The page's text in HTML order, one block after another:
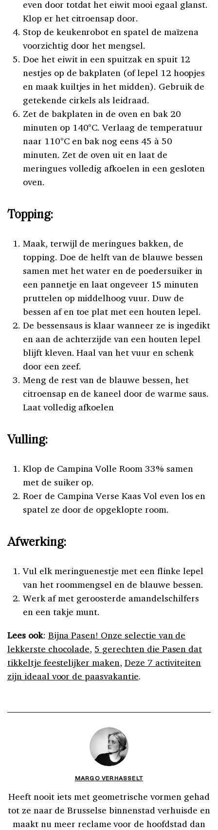
even door totdat het eiwit mooi egaal glanst.
Klop er het citroensap door.
Stop de keukenrobot en spatel de maïzena
voorzichtig door het mengsel.
Doe het eiwit in een spuitzak en spuit 12
nestjes op de bakplaten (of lepel 12 hoopjes
en maak kuiltjes in het midden). Gebruik de
getekende cirkels als leidraad.
Zet de bakplaten in de oven en bak 20
minuten op 140°C. Verlaag de temperatuur
naar 110°C en bak nog eens 45 à 50
minuten. Zet de oven uit en laat de
meringues volledig afkoelen in een gesloten
oven.
Topping:
Maak, terwijl de meringues bakken, de
topping. Doe de helft van de blauwe bessen
samen met het water en de poedersuiker in
een pannetje en laat ongeveer 15 minuten
pruttelen op middelhoog vuur. Duw de
bessen af en toe plat met een houten lepel.
De bessensaus is klaar wanneer ze is ingedikt
en aan de achterzijde van een houten lepel
blijft kleven. Haal van het vuur en schenk
door een zeef.
Meng de rest van de blauwe bessen, het
citroensap en de kaneel door de warme saus.
Laat volledig afkoelen
Vulling:
Klop de Campina Volle Room 33% samen
met de suiker op.
Roer de Campina Verse Kaas Vol even los en
spatel ze door de opgeklopte room.
Afwerking:
Vul elk meringuenestje met een flinke lepel
van het roommengsel en de blauwe bessen.
Werk af met geroosterde amandelschilfers
en een takje munt.
Lees ook: Bijna Pasen! Onze selectie van de
lekkerste chocolade, 5 gerechten die Pasen dat
tikkeltje feestelijker maken, Deze 7 activiteiten
zijn ideaal voor de paasvakantie.
MARGO VERHASSELT
Heeft nooit iets met geometrische vormen gehad
tot ze naar de Brusselse binnenstad verhuisde en
maakt nu meer reclame voor de hoofdstad dan